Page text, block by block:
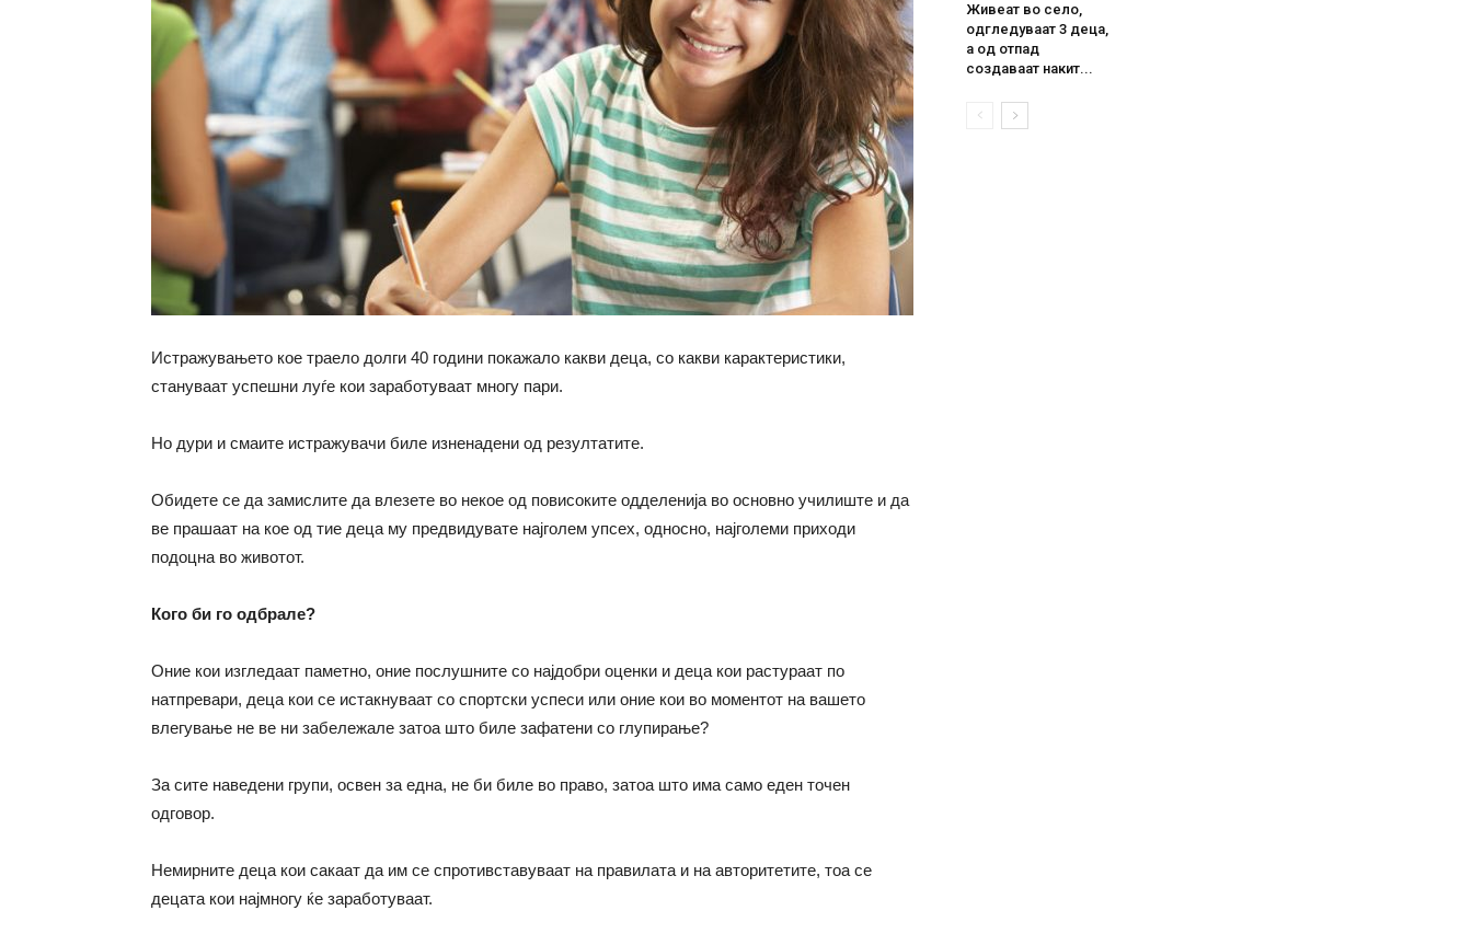
Истражувањето кое траело долги 40 години покажало какви деца, со какви карактеристики,
стануваат успешни луѓе кои заработуваат многу пари.
Но дури и смаите истражувачи биле изненадени од резултатите.
Обидете се да замислите да влезете во некое од повисоките одделенија во основно училиште и да
ве прашаат на кое од тие деца му предвидувате најголем упсех, односно, најголеми приходи
подоцна во животот.
Кого би го одбрале?
Оние кои изгледаат паметно, оние послушните со најдобри оценки и деца кои растураат по
натпревари, деца кои се истакнуваат со спортски успеси или оние кои во моментот на вашето
влегување не ве ни забележале затоа што биле зафатени со глупирање?
За сите наведени групи, освен за една, не би биле во право, затоа што има само еден точен
одговор.
Немирните деца кои сакаат да им се спротивставуваат на правилата и на авторитетите, тоа се
децата кои најмногу ќе заработуваат.
Живеат во село,
одгледуваат 3 деца,
а од отпад
создаваат накит...